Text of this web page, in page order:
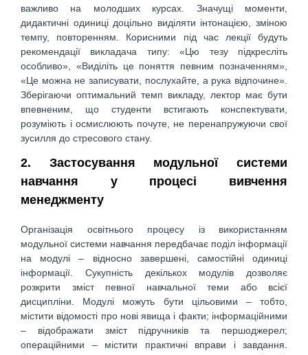
важливо на молодших курсах. Значущі моменти,
дидактичні одиниці доцільно виділяти інтонацією, зміною
темпу, повторенням. Корисними під час лекції будуть
рекомендації викладача типу: «Цю тезу підкресліть
особливо», «Виділіть це поняття певним позначенням»,
«Це можна не записувати, послухайте, а рука відпочине».
Зберігаючи оптимальний темп викладу, лектор має бути
впевненим, що студенти встигають конспектувати,
розуміють і осмислюють почуте, не перенапружуючи свої
зусилля до стресового стану.
2. Застосування модульної системи
навчання у процесі вивчення
менеджменту
Організація освітнього процесу із використанням
модульної системи навчання передбачає поділ інформації
на модулі – відносно завершені, самостійні одиниці
інформації. Сукупність декількох модулів дозволяє
розкрити зміст певної навчальної теми або всієї
дисципліни. Модулі можуть бути цільовими – тобто,
містити відомості про нові явища і факти; інформаційними
– відображати зміст підручників та першоджерел;
операційними – містити практичні вправи і завдання.